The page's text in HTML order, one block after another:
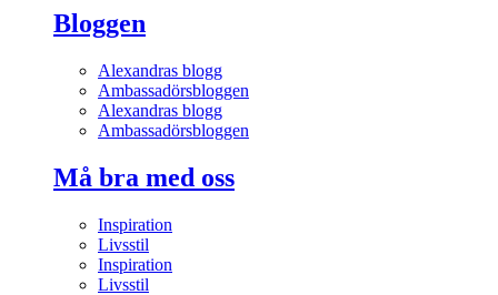
Bloggen
Alexandras blogg
Ambassadörsbloggen
Alexandras blogg
Ambassadörsbloggen
Må bra med oss
Inspiration
Livsstil
Inspiration
Livsstil